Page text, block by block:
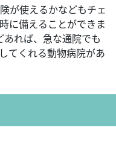
が使えるかなどもチェ
に備えることができま
れば、急な通院でも
てくれる動物病院があ